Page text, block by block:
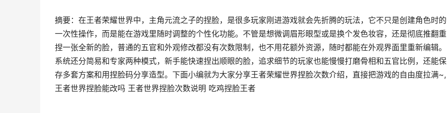
摘要：在王者荣耀世界中，主角元流之子的捏脸，是很多玩家刚进游戏就会先折腾的玩法，它不只是创建角色时的
一次性操作，而是能在游戏里随时调整的个性化功能。不管是想微调眉形眼型或是换个发色妆容，还是彻底推翻重
捏一张全新的脸，普通的五官和外观修改都没有次数限制，也不用花额外资源，随时都能在外观界面里重新编辑。
系统还分简易和专家两种模式，新手能快速捏出顺眼的脸，追求细节的玩家也能慢慢打磨骨相和五官比例，还能保
存多套方案和用捏脸码分享造型。下面小编就为大家分享王者荣耀世界捏脸次数介绍，直接把游戏的自由度拉满~,
王者世界捏脸能改吗 王者世界捏脸次数说明 吃鸡捏脸王者